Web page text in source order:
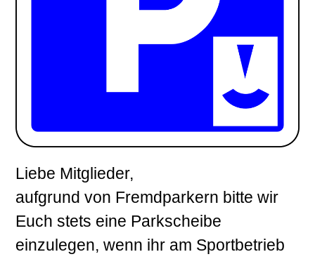
Liebe Mitglieder,
aufgrund von Fremdparkern bitte wir
Euch stets eine Parkscheibe
einzulegen, wenn ihr am Sportbetrieb